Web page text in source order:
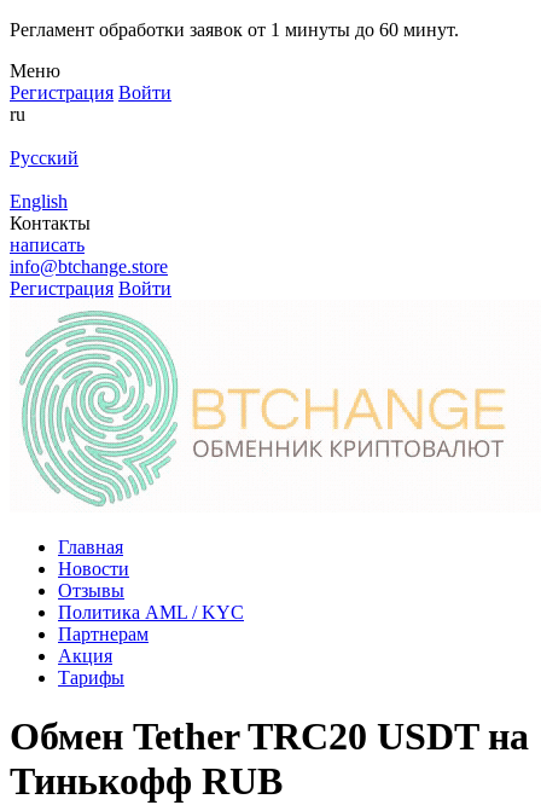
Регламент обработки заявок от 1 минуты до 60 минут.
Меню
Регистрация Войти
ru
Русский
English
Контакты
написать
info@btchange.store
Регистрация Войти
Главная
Новости
Отзывы
Политика AML / KYC
Партнерам
Акция
Тарифы
Обмен Tether TRC20 USDT на
Тинькофф RUB